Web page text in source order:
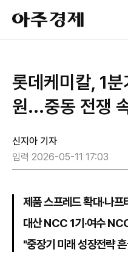
아
주
경
롯데케미칼, 1
원...중동 전쟁
신지아 기자
입력 2026-05-11 17:03
제품 스프레드 확대·나
대산 NCC 1기·여수
"중장기 미래 성장전략